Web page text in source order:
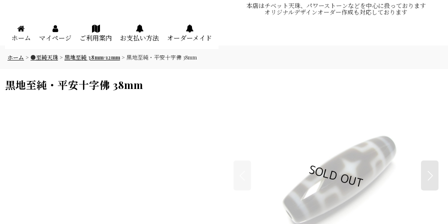
本店はチベット天珠、パワーストーンなどを中心に扱っております
オリジナルデザインオーダー作成も対応しております
メニュー
ホーム マイページ ご利用案内 お支払い方法 オーダーメイド
ホーム > ●至純天珠 > 黒地至純 38mm×12mm > 黒地至純・平安十字佛 38mm
黒地至純・平安十字佛 38mm